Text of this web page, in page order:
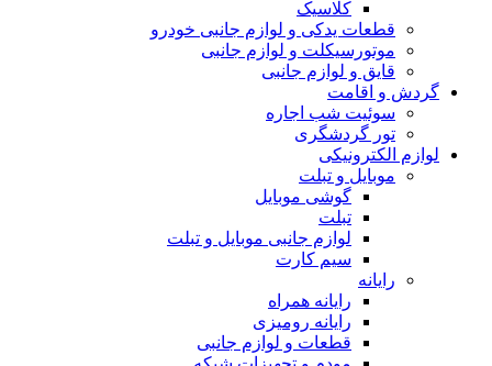
کلاسیک
قطعات یدکی و لوازم جانبی خودرو
موتورسیکلت و لوازم جانبی
قایق و لوازم جانبی
گردش و اقامت
سوئیت شب اجاره
تور گردشگری
لوازم الکترونیکی
موبایل و تبلت
گوشی موبایل
تبلت
لوازم جانبی موبایل و تبلت
سیم کارت
رایانه
رایانه همراه
رایانه رومیزی
قطعات و لوازم جانبی